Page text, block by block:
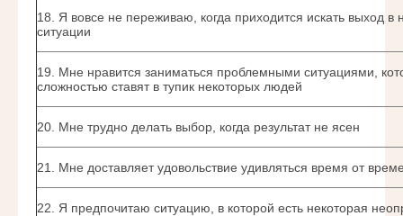
18. Я вовсе не переживаю, когда приходится искать выход в
ситуации
19. Мне нравится заниматься проблемными ситуациями,
сложностью ставят в тупик некоторых людей
20. Мне трудно делать выбор, когда результат не ясен
21. Мне доставляет удовольствие удивляться время от
22. Я предпочитаю ситуацию, в которой есть некоторая